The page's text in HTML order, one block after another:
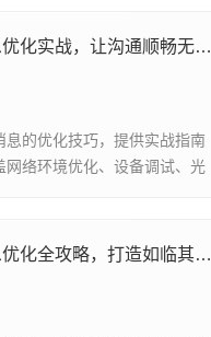
视频通话与语音消息优化实战，让沟通顺畅无阻的技巧全解析
的优化技巧，提供实战指南
络环境优化、设备调试、光
视频通话与语音消息优化全攻略，打造如临其境的顺畅沟通体验